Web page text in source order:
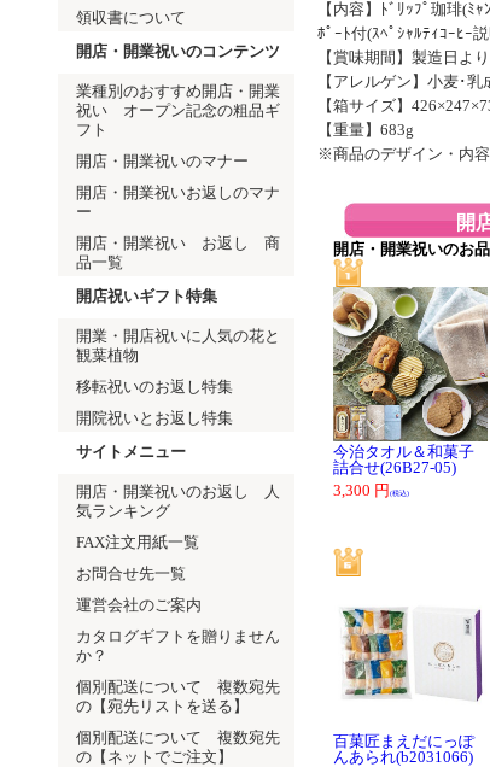
【内容】ﾄﾞﾘｯﾌﾟ珈琲(ﾐ
ﾎﾟｰﾄ付(ｽﾍﾟｼｬﾙﾃｨｺｰﾋｰ
【賞味期間】製造日よ
【アレルゲン】小麦･乳
【箱サイズ】
【重量】683g
※商品のデザイン・内
領収書について
開店・開業祝いのコンテンツ
業種別のおすすめ開店・開業
祝い オープン記念の粗品ギ
フト
開店・開業祝いのマナー
開店・開業祝いお返しのマナ
ー
開店・開業祝い お返し 商
品一覧
開店祝いギフト特集
開業・開店祝いに人気の花と
観葉植物
移転祝いのお返し特集
開院祝いとお返し特集
サイトメニュー
開店・開業祝いのお返し 人
気ランキング
FAX注文用紙一覧
お問合せ先一覧
運営会社のご案内
カタログギフトを贈りません
か？
個別配送について 複数宛先
の【宛先リストを送る】
個別配送について 複数宛先
の【ネットでご注文】